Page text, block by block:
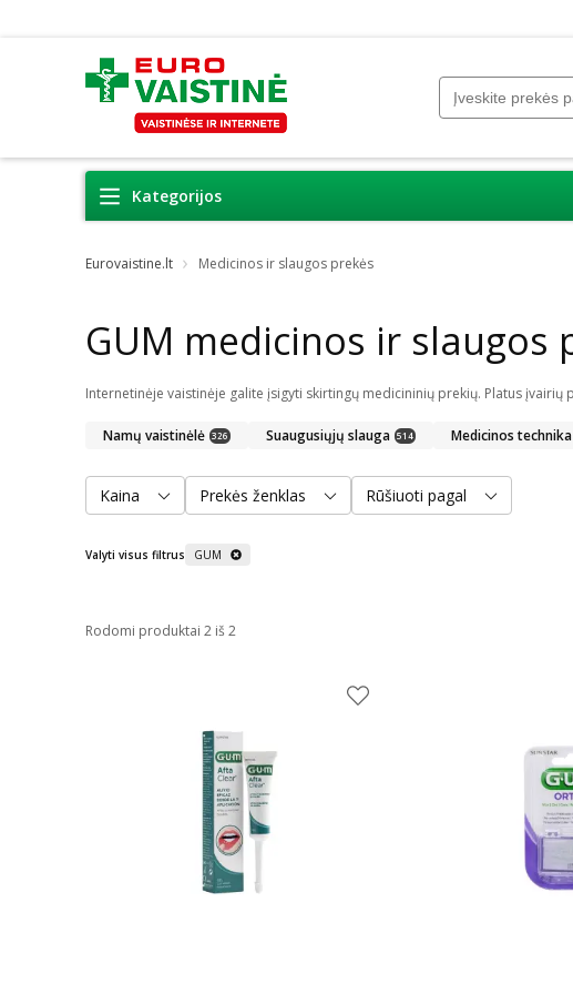
Kategorijos
Eurovaistine.lt Medicinos ir slaugos prekės
GUM medicinos ir slaugos
Namų vaistinėlė 326 Suaugusiųjų slauga 514 Medicinos technika
Kaina Prekės ženklas Rūšiuoti pagal
Valyti visus filtrus GUM
Rodomi produktai 2 iš 2